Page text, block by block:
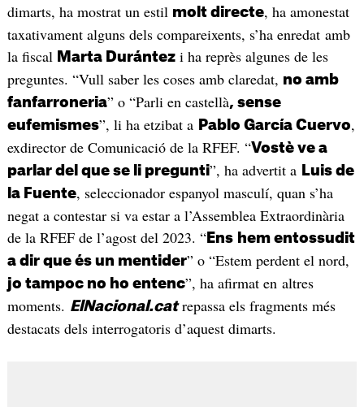
dimarts, ha mostrat un estil molt directe, ha amonestat
taxativament alguns dels compareixents, s’ha enredat amb
la fiscal Marta Durántezi ha reprès algunes de les
preguntes. “Vull saber les coses amb claredat, no amb
fanfarroneria” o “Parli en castellà, sense
eufemismes”, li ha etzibat a Pablo García Cuervo,
exdirector de Comunicació de la RFEF. “Vostè ve a
parlar del que se li pregunti”, ha advertit a Luis de
la Fuente, seleccionador espanyol masculí, quan s’ha
negat a contestar si va estar a l’Assemblea Extraordinària
de la RFEF de l’agost del 2023. “Ens hem entossudit
a dir que és un mentider” o “Estem perdent el nord,
jo tampoc no ho entenc”, ha afirmat en altres
moments. ElNacional.catrepassa els fragments més
destacats dels interrogatoris d’aquest dimarts.